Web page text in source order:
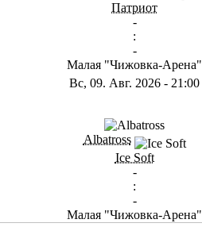
Патриот
-
:
-
Малая "Чижовка-Арена"
Вс, 09. Авг. 2026 - 21:00
Albatross
Ice Soft
-
:
-
Малая "Чижовка-Арена"